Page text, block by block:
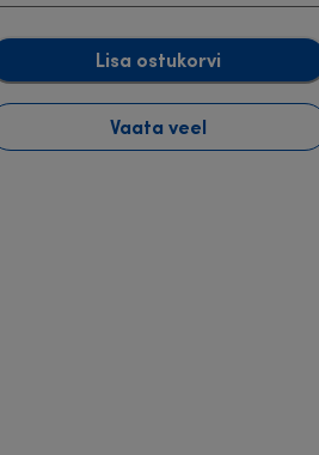
Lisa ostukorvi
Vaata veel